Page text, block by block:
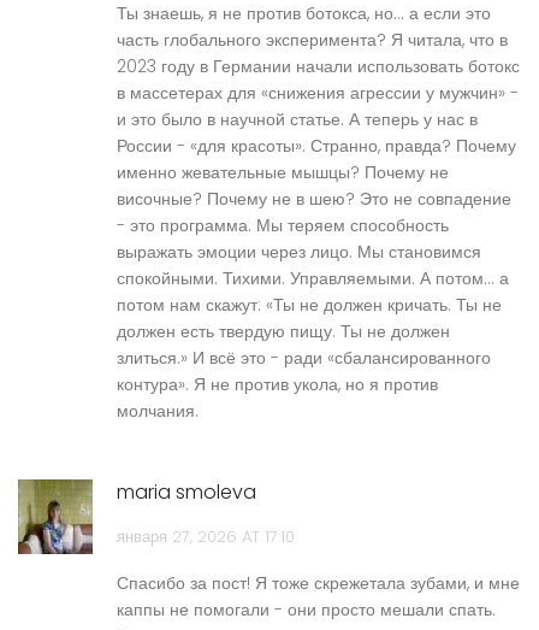
Ты знаешь, я не против ботокса, но... а если это
часть глобального эксперимента? Я читала, что в
2023 году в Германии начали использовать ботокс
в массетерах для «снижения агрессии у мужчин» -
и это было в научной статье. А теперь у нас в
России - «для красоты». Странно, правда? Почему
именно жевательные мышцы? Почему не
височные? Почему не в шею? Это не совпадение
- это программа. Мы теряем способность
выражать эмоции через лицо. Мы становимся
спокойными. Тихими. Управляемыми. А потом... а
потом нам скажут: «Ты не должен кричать. Ты не
должен есть твердую пищу. Ты не должен
злиться.» И всё это - ради «сбалансированного
контура». Я не против укола, но я против
молчания.
maria smoleva
января 27, 2026 AT 17:10
Спасибо за пост! Я тоже скрежетала зубами, и мне
каппы не помогали - они просто мешали спать.